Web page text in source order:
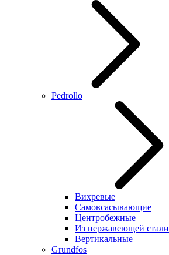
Pedrollo
Вихревые
Самовсасывающие
Центробежные
Из нержавеющей стали
Вертикальные
Grundfos